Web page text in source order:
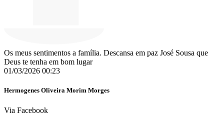
Os meus sentimentos a família. Descansa em paz José Sousa que
Deus te tenha em bom lugar
01/03/2026 00:23
Hermogenes Oliveira Morim Morges
Via Facebook